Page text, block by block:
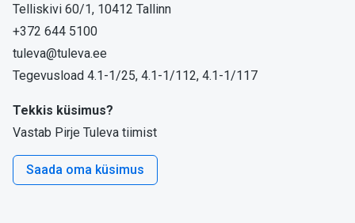
Telliskivi 60/1, 10412 Tallinn
+372 644 5100
tuleva@tuleva.ee
Tegevusload 4.1-1/25, 4.1-1/112, 4.1-1/117
Tekkis küsimus?
Vastab Pirje Tuleva tiimist
Saada oma küsimus